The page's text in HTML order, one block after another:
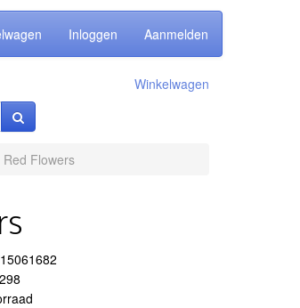
Inloggen Aanmelden
Winkelwagen
Flowers